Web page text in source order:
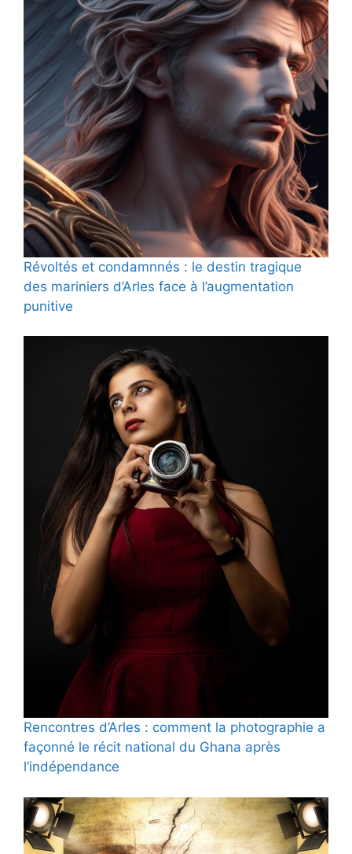
Révoltés et condamnnés : le destin tragique
des mariniers d’Arles face à l’augmentation
punitive
Rencontres d’Arles : comment la photographie a
façonné le récit national du Ghana après
l’indépendance